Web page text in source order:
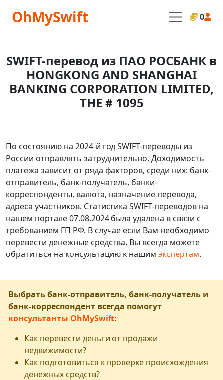
OhMySwift 0
SWIFT-перевод из ПАО РОСБАНК в
HONGKONG AND SHANGHAI
BANKING CORPORATION LIMITED,
THE # 1095
По состоянию на 2024-й год SWIFT-переводы из
России отправлять затруднительно. Доходимость
платежа зависит от ряда факторов, среди них: банк-
отправитель, банк-получатель, банки-
корреспонденты, валюта, назначение перевода,
адреса участников. Статистика SWIFT-переводов на
нашем портале 07.08.2024 была удалена в связи с
требованием ГП РФ. В случае если Вам необходимо
перевести денежные средства, Вы всегда можете
обратиться на консультацию к нашим экспертам.
Выбрать банк-отправитель, банк-получатель и
банк-корреспондент всегда помогут
консультанты OhMySwift:
Как перевести деньги от продажи
недвижимости?
Как подготовиться к проверке происхождения
денежных средств?